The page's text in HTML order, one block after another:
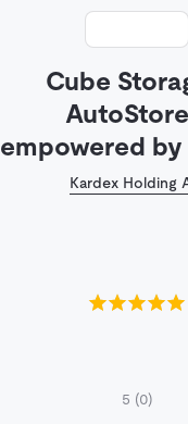
Cube
empowered by
Kardex Holding
5 (0)